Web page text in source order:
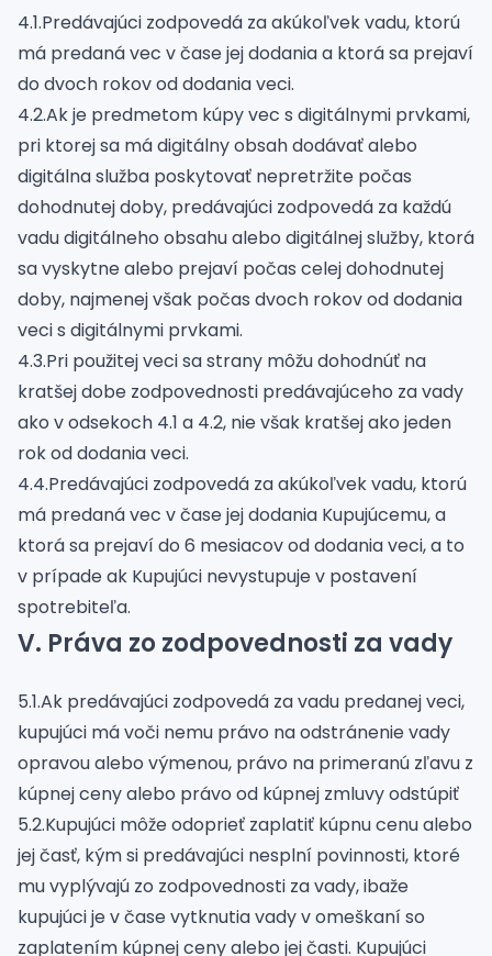
4.1.Predávajúci zodpovedá za akúkoľvek vadu, ktorú
má predaná vec v čase jej dodania a ktorá sa prejaví
do dvoch rokov od dodania veci.
4.2.Ak je predmetom kúpy vec s digitálnymi prvkami,
pri ktorej sa má digitálny obsah dodávať alebo
digitálna služba poskytovať nepretržite počas
dohodnutej doby, predávajúci zodpovedá za každú
vadu digitálneho obsahu alebo digitálnej služby, ktorá
sa vyskytne alebo prejaví počas celej dohodnutej
doby, najmenej však počas dvoch rokov od dodania
veci s digitálnymi prvkami.
4.3.Pri použitej veci sa strany môžu dohodnúť na
kratšej dobe zodpovednosti predávajúceho za vady
ako v odsekoch 4.1 a 4.2, nie však kratšej ako jeden
rok od dodania veci.
4.4.Predávajúci zodpovedá za akúkoľvek vadu, ktorú
má predaná vec v čase jej dodania Kupujúcemu, a
ktorá sa prejaví do 6 mesiacov od dodania veci, a to
v prípade ak Kupujúci nevystupuje v postavení
spotrebiteľa.
V. Práva zo zodpovednosti za vady
5.1.Ak predávajúci zodpovedá za vadu predanej veci,
kupujúci má voči nemu právo na odstránenie vady
opravou alebo výmenou, právo na primeranú zľavu z
kúpnej ceny alebo právo od kúpnej zmluvy odstúpiť
5.2.Kupujúci môže odoprieť zaplatiť kúpnu cenu alebo
jej časť, kým si predávajúci nesplní povinnosti, ktoré
mu vyplývajú zo zodpovednosti za vady, ibaže
kupujúci je v čase vytknutia vady v omeškaní so
zaplatením kúpnej ceny alebo jej časti. Kupujúci